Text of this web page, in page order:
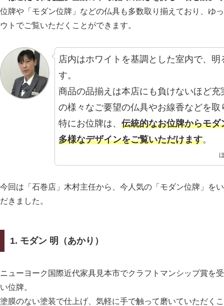
位牌や「モダン位牌」などの仏具も多数取り揃えており、ゆ
ウトでご覧いただくことができます。
店内はホワイトを基調とした室内で、
す。
商品の品揃えは本店にも負けないほど
の様々なご要望の仏具やお線香などを
特にお位牌は、伝統的なお位牌からモ
多様なデザインをご覧いただけます。
今回は「石巻店」木村主任から、今人気の「モダン位牌」を
だきました。
1. モダン 明（あかり）
ニューヨーク国際近代家具見本市でクラフトマンシップ賞を
い位牌。
塗膜のない塗装で仕上げ、気軽に手で触って磨いていただく